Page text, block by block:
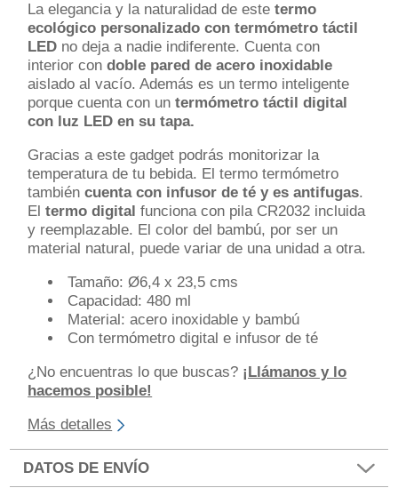
La elegancia y la naturalidad de estetermo
ecológico personalizado con termómetro táctil
LED no deja a nadie indiferente. Cuenta con
interior con doble pared de acero inoxidable
aislado al vacío. Además es un termo inteligente
porque cuenta con un termómetro táctil digital
con luz LED en su tapa.
Gracias a este gadget podrás monitorizar la
temperatura de tu bebida. El termo termómetro
tambiéncuenta con infusor de té y es antifugas.
Eltermo digital funciona con pila CR2032 incluida
y reemplazable. El color del bambú, por ser un
material natural, puede variar de una unidad a otra.
Tamaño: Ø6,4 x 23,5 cms
Capacidad: 480 ml
Material: acero inoxidable y bambú
Con termómetro digital e infusor de té
¿No encuentras lo que buscas? ¡Llámanos y lo
hacemos posible!
Más detalles
DATOS DE ENVÍO